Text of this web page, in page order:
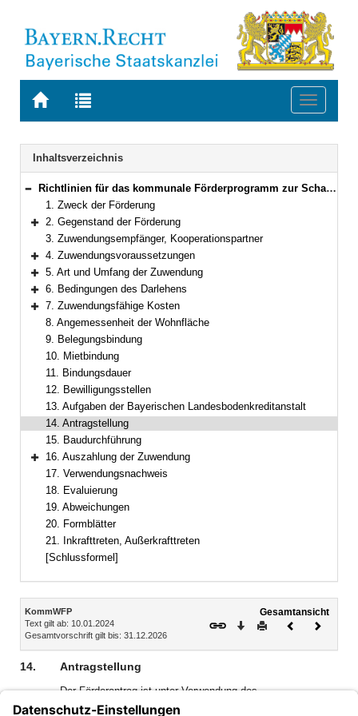
Zur
BAYERN.RECHT
Zur
letzten
Suche
Toggle
Navigation
Inhaltsverzeichnis
Bereich reduzieren
Richtlinien für das kommunale Förderprogramm zur Schaffung von Mietwohnraum in Bayern
1. Zweck der Förderung
Bereich erweitern
2. Gegenstand der Förderung
3. Zuwendungsempfänger, Kooperationspartner
Bereich erweitern
4. Zuwendungsvoraussetzungen
Bereich erweitern
5. Art und Umfang der Zuwendung
Bereich erweitern
6. Bedingungen des Darlehens
Bereich erweitern
7. Zuwendungsfähige Kosten
8. Angemessenheit der Wohnfläche
9. Belegungsbindung
10. Mietbindung
11. Bindungsdauer
12. Bewilligungsstellen
13. Aufgaben der Bayerischen Landesbodenkreditanstalt
14. Antragstellung
15. Baudurchführung
Bereich erweitern
16. Auszahlung der Zuwendung
17. Verwendungsnachweis
18. Evaluierung
19. Abweichungen
20. Formblätter
21. Inkrafttreten, Außerkrafttreten
[Schlussformel]
Inhalt
KommWFP
Text gilt ab: 10.01.2024
Gesamtvorschrift gilt bis: 31.12.2026
Gesamtansicht
Download
DruckenVorheriges
14. Antragstellung
Der Förderantrag ist unter Verwendung des
Antragsformblatts KommWFP I mit den dort bezeichneten